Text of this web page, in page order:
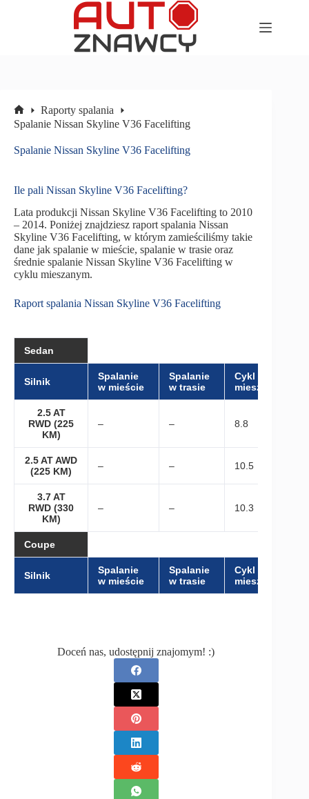
Strona
główna
Raporty spalania
Spalanie Nissan Skyline V36 Facelifting
Spalanie Nissan Skyline V36 Facelifting
Ile pali Nissan Skyline V36 Facelifting?
Lata produkcji Nissan Skyline V36 Facelifting to 2010
– 2014. Poniżej znajdziesz raport spalania Nissan
Skyline V36 Facelifting, w którym zamieściliśmy takie
dane jak spalanie w mieście, spalanie w trasie oraz
średnie spalanie Nissan Skyline V36 Facelifting w
cyklu mieszanym.
Raport spalania Nissan Skyline V36 Facelifting
Sedan
Silnik
Spalanie
w mieście
Spalanie
w trasie
Cykl
mieszany
2.5 AT
RWD (225
KM)
– – 8.8
2.5 AT AWD
(225 KM)
– – 10.5
3.7 AT
RWD (330
KM)
– – 10.3
Coupe
Silnik
Spalanie
w mieście
Spalanie
w trasie
Cykl
mieszany
Doceń nas, udostępnij znajomym! :)